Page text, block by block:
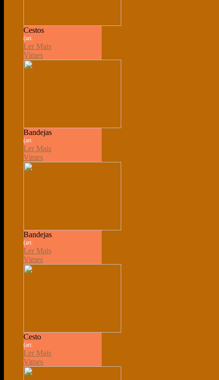
Cestos
(art.
Ler Mais
Vimes
Bandejas
(art.
Ler Mais
Vimes
Bandejas
(art.
Ler Mais
Vimes
Cesto
(art.
Ler Mais
Vimes